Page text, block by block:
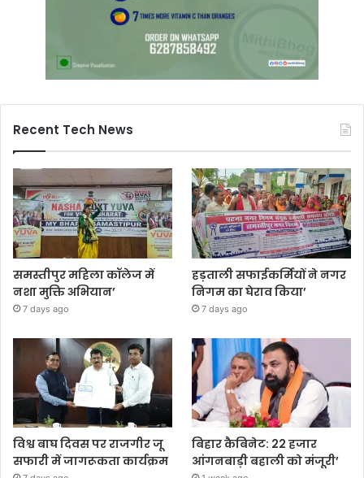
Recent Tech News
समस्तीपुर महिला कॉलेज में
नशा मुक्ति अभियान’
7 days ago
हड़ताली सफाईकर्मियों ने नगर
निगम का घेराव किया’
7 days ago
विश्व बाघ दिवस पर राजगीर जू
सफारी में जागरूकता कार्यक्रम
बिहार कैबिनेट: 22 हजार
आंगनबाड़ी बहाली को मंजूरी’